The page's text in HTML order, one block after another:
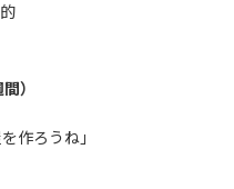
）
作ろうね」